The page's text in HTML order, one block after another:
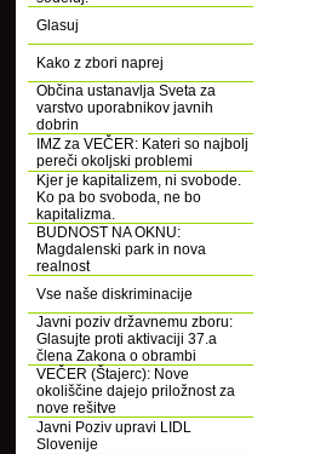
Glasuj
Kako z zbori naprej
Občina ustanavlja Sveta za
varstvo uporabnikov javnih
dobrin
IMZ za VEČER: Kateri so najbolj
pereči okoljski problemi
Kjer je kapitalizem, ni svobode.
Ko pa bo svoboda, ne bo
kapitalizma.
BUDNOST NA OKNU:
Magdalenski park in nova
realnost
Vse naše diskriminacije
Javni poziv državnemu zboru:
Glasujte proti aktivaciji 37.a
člena Zakona o obrambi
VEČER (Štajerc): Nove
okoliščine dajejo priložnost za
nove rešitve
Javni Poziv upravi LIDL
Slovenije